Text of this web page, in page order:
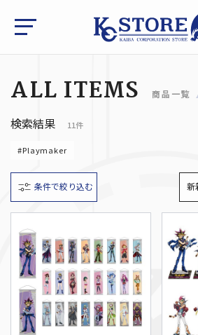
ALL ITEMS 商品一覧
検索結果 11件
#Playmaker
条件で絞り込む